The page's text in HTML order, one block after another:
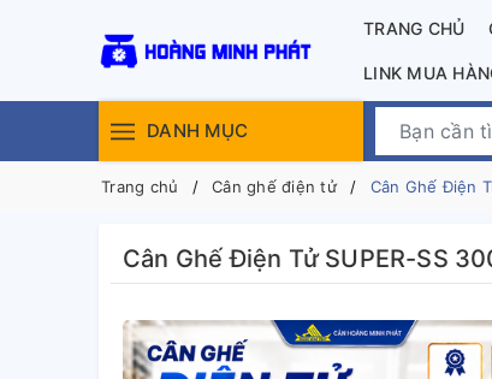
TRANG CHỦ
LINK MUA
DANH MỤC
Trang chủ Cân ghế điện tử Cân Ghế Điện
Cân Ghế Điện Tử SUPER-SS